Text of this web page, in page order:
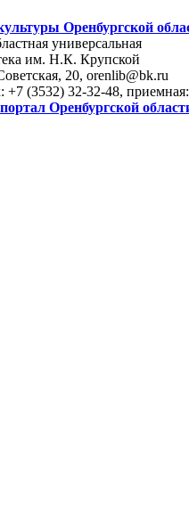
Оренбургской
универсальная
им. Н.К. Крупской
20, orenlib@bk.ru
+7 (3532) 32-32-48,
Оренбургской